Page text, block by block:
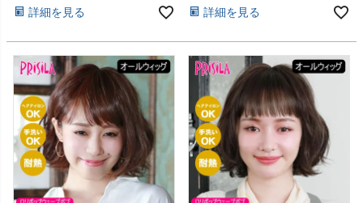
料】(6058038)
詳細を見る
料無料】(6058037)
詳細を見る